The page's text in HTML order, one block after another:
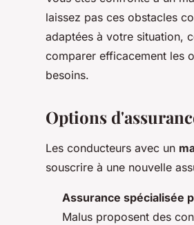
laissez pas ces obstacles
adaptées à votre situation,
comparer efficacement les
besoins.
Options
Les conducteurs avec un
souscrire à une nouvelle
Assurance spécialisée
Malus proposent des